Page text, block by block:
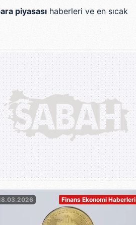
piyasası haberleri ve en sıcak
Finans Ekonomi Haberleri